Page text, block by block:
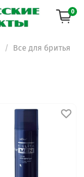
0
Все для бритья